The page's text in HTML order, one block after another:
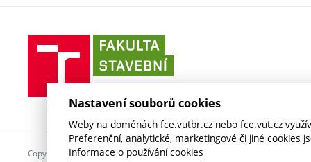
stavební
VUT
Brně
Copyright © 2026 VUT v Brně
Nastavení souborů cookies
Weby na doménách fce.vutbr.cz nebo fce.vut.cz
Preferenční, analytické, marketingové či jiné cookies
Informace o používání cookies